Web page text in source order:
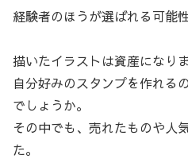
経験者のほうが選ばれる可能
描いたイラストは資産になり
自分好みのスタンプを作れる
でしょうか。
その中でも、売れたものや人
た。